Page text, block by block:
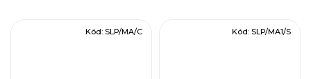
Kód: SLP/MA/C Kód: SLP/MA1/S